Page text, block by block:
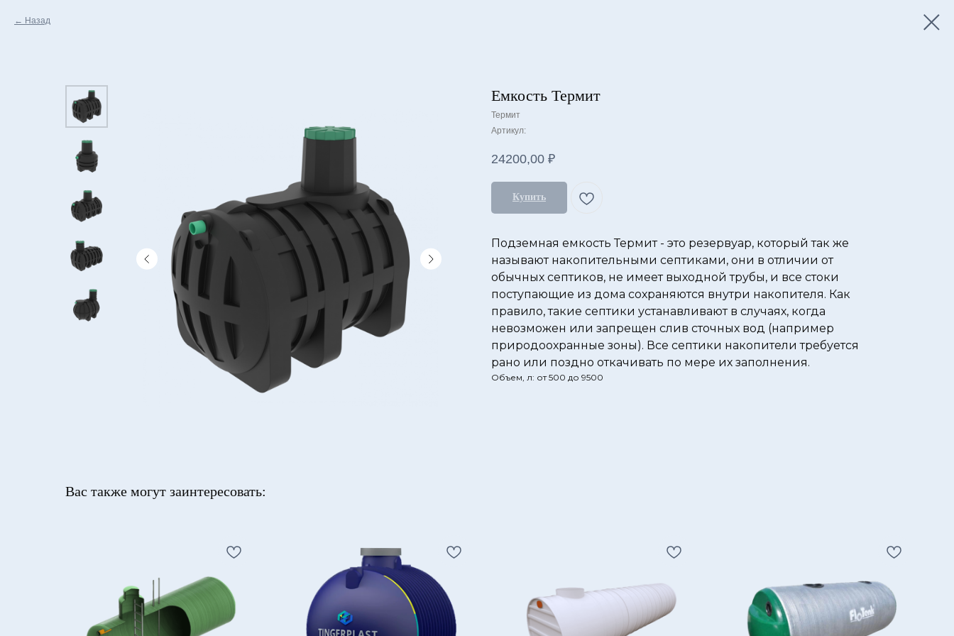
Назад
Емкость Термит
Термит
Артикул:
24200,00 ₽
Купить
Подземная емкость Термит - это резервуар, который так же
называют накопительными септиками, они в отличии от
обычных септиков, не имеет выходной трубы, и все стоки
поступающие из дома сохраняются внутри накопителя. Как
правило, такие септики устанавливают в случаях, когда
невозможен или запрещен слив сточных вод (например
природоохранные зоны). Все септики накопители требуется
рано или поздно откачивать по мере их заполнения.
Объем, л: от 500 до 9500
Вас также могут заинтересовать: